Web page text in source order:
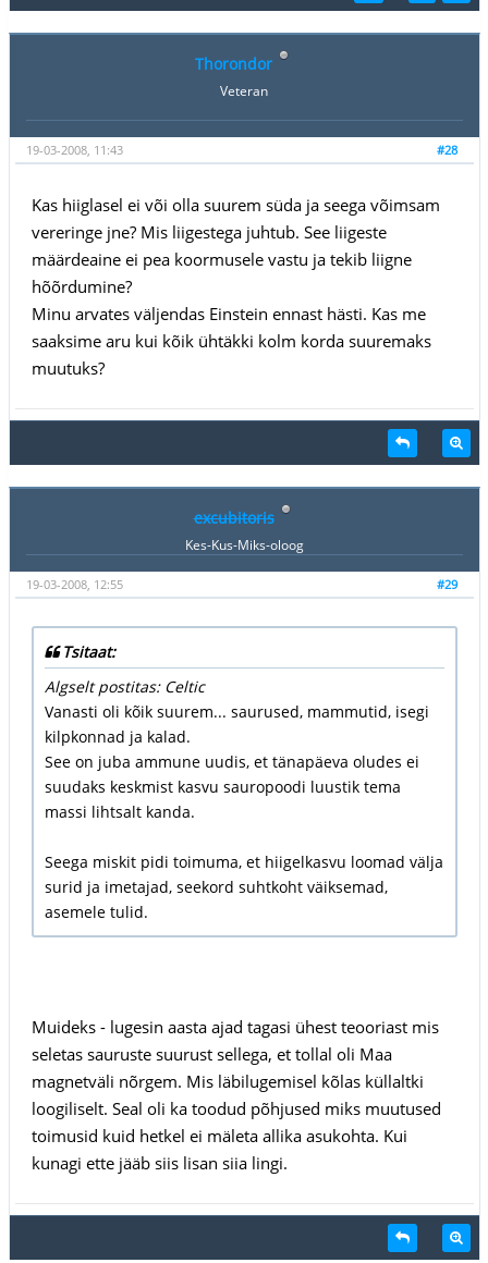
Thorondor
Veteran
#28
19-03-2008, 11:43
Kas hiiglasel ei või olla suurem süda ja seega võimsam
vereringe jne? Mis liigestega juhtub. See liigeste
määrdeaine ei pea koormusele vastu ja tekib liigne
hõõrdumine?
Minu arvates väljendas Einstein ennast hästi. Kas me
saaksime aru kui kõik ühtäkki kolm korda suuremaks
muutuks?
excubitoris
Kes-Kus-Miks-oloog
#29
19-03-2008, 12:55
Tsitaat:
Algselt postitas: Celtic
Vanasti oli kõik suurem... saurused, mammutid, isegi
kilpkonnad ja kalad.
See on juba ammune uudis, et tänapäeva oludes ei
suudaks keskmist kasvu sauropoodi luustik tema
massi lihtsalt kanda.
Seega miskit pidi toimuma, et hiigelkasvu loomad välja
surid ja imetajad, seekord suhtkoht väiksemad,
asemele tulid.
Muideks - lugesin aasta ajad tagasi ühest teooriast mis
seletas sauruste suurust sellega, et tollal oli Maa
magnetväli nõrgem. Mis läbilugemisel kõlas küllaltki
loogiliselt. Seal oli ka toodud põhjused miks muutused
toimusid kuid hetkel ei mäleta allika asukohta. Kui
kunagi ette jääb siis lisan siia lingi.